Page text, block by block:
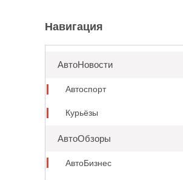
Навигация
АвтоНовости
Автоспорт
Курьёзы
АвтоОбзоры
АвтоБизнес